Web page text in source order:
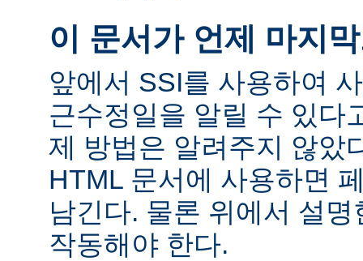
이 문서가 언제 마지
앞에서 SSI를 사용하여
근수정일을 알릴 수 있다
제 방법은 알려주지 않았
HTML 문서에 사용하면
남긴다. 물론 위에서 설
작동해야 한다.